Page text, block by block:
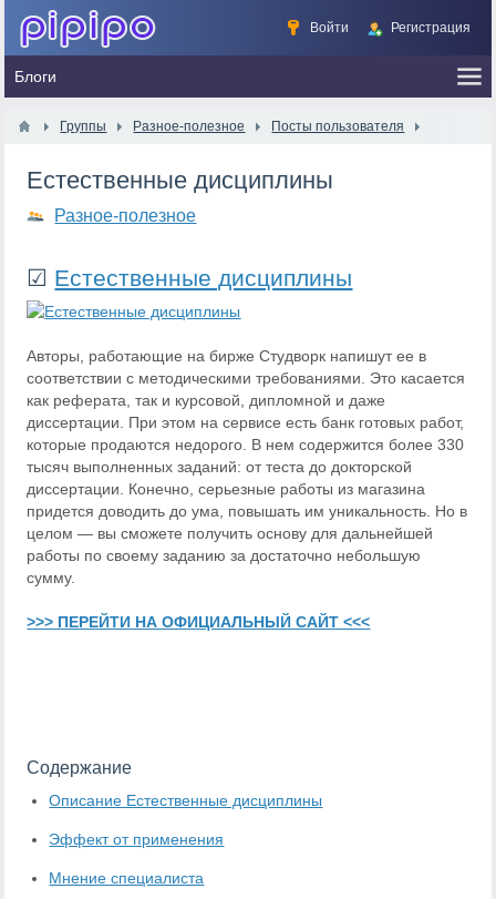
Войти Регистрация
Группы Разное-полезное Посты пользователя
Естественные дисциплины
Разное-полезное
☑ Естественные дисциплины
Авторы, работающие на бирже Студворк напишут ее в
соответствии с методическими требованиями. Это касается
как реферата, так и курсовой, дипломной и даже
диссертации. При этом на сервисе есть банк готовых работ,
которые продаются недорого. В нем содержится более 330
тысяч выполненных заданий: от теста до докторской
диссертации. Конечно, серьезные работы из магазина
придется доводить до ума, повышать им уникальность. Но в
целом — вы сможете получить основу для дальнейшей
работы по своему заданию за достаточно небольшую
сумму.
>>> ПЕРЕЙТИ НА ОФИЦИАЛЬНЫЙ САЙТ <<<
Содержание
Описание Естественные дисциплины
Эффект от применения
Мнение специалиста